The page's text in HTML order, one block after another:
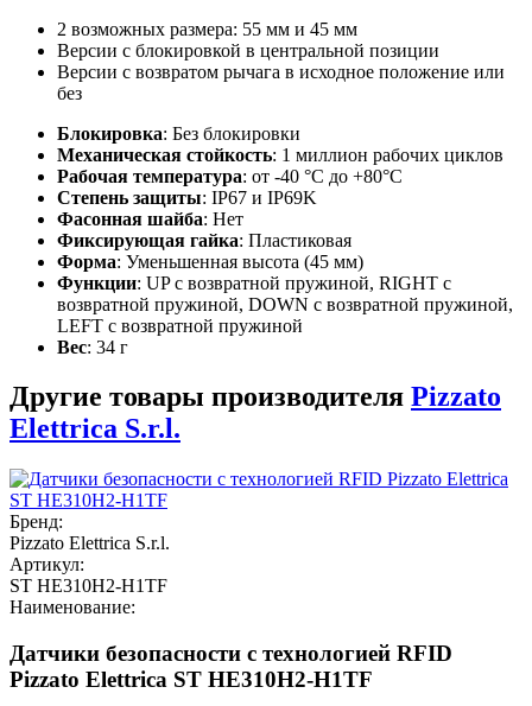
2 возможных размера: 55 мм и 45 мм
Версии с блокировкой в центральной позиции
Версии с возвратом рычага в исходное положение или
без
Блокировка: Без блокировки
Механическая стойкость: 1 миллион рабочих циклов
Рабочая температура: от -40 °C до +80°C
Степень защиты: IP67 и IP69K
Фасонная шайба: Нет
Фиксирующая гайка: Пластиковая
Форма: Уменьшенная высота (45 мм)
Функции: UP с возвратной пружиной, RIGHT с
возвратной пружиной, DOWN с возвратной пружиной,
LEFT с возвратной пружиной
Вес: 34 г
Другие товары производителя Pizzato
Elettrica S.r.l.
Бренд:
Pizzato Elettrica S.r.l.
Артикул:
ST HE310H2-H1TF
Наименование:
Датчики безопасности с технологией RFID
Pizzato Elettrica ST HE310H2-H1TF